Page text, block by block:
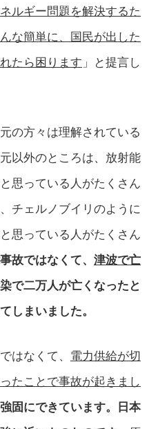
ルギー問題を解決するた
な簡単に、国民が出した
たら困ります 」と提言し
の方々は理解されている
以外のところは、放射能
思っている人がたくさん
チェルノブイリのように
思っている人がたくさん
故ではなくて、 津波で亡
で二万人が亡くなったと
しまいました。
はなくて、 電力供給が切
たことで事故が起きまし
固にできています。日本